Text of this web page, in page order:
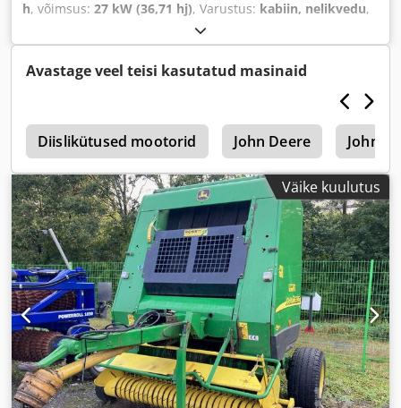
h, võimsus: 27 kW (36,71 hj), Varustus: kabiin, nelikvedu,
Avastage veel teisi kasutatud masinaid
Diislikütused mootorid John Deere John
Väike kuulutus